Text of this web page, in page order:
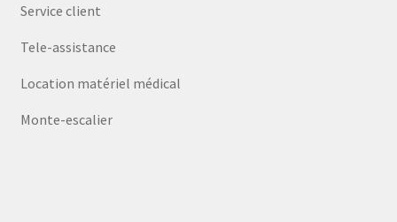
Service client
Tele-assistance
Location matériel médical
Monte-escalier